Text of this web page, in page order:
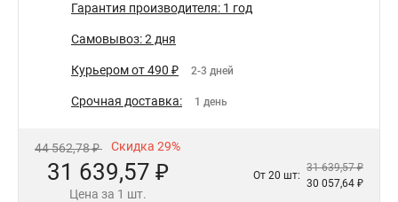
Гарантия производителя: 1 год
Самовывоз: 2 дня
Курьером от 490 ₽ 2-3 дней
Срочная доставка: 1 день
44 562,78 ₽ Скидка 29%
31 639,57 ₽
Цена за 1 шт.
От 20 шт:
31 639,57 ₽
30 057,64 ₽